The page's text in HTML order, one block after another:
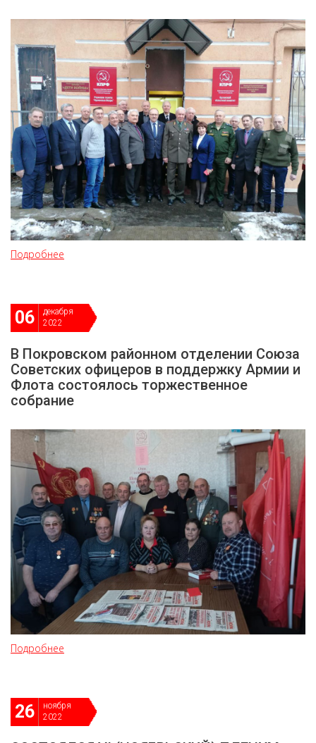
Подробнее
06
декабря
2022
В Покровском районном отделении Союза
Советских офицеров в поддержку Армии и
Флота состоялось торжественное
собрание
Подробнее
26
ноября
2022